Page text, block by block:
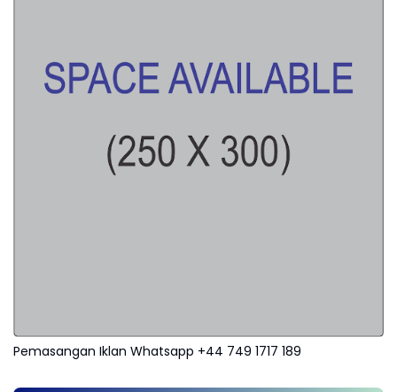
Pemasangan Iklan Whatsapp +44 749 1717 189